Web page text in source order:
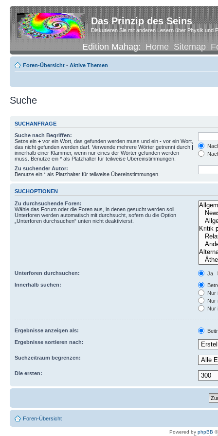
Das Prinzip des Seins
Diskutieren Sie mit anderen Lesern über Physik und
Edition Mahag:Home Sitemap
Foren-Übersicht • Aktive Themen
Suche
SUCHANFRAGE
Suche nach Begriffen:
Setze ein + vor ein Wort, das gefunden werden muss und ein - vor ein Wort,
das nicht gefunden werden darf. Verwende mehrere Wörter getrennt durch |
innerhalb einer Klammer, wenn nur eines der Wörter gefunden werden
muss. Benutze ein * als Platzhalter für teilweise Übereinstimmungen.
Zu suchender Autor:
Benutze ein * als Platzhalter für teilweise Übereinstimmungen.
SUCHOPTIONEN
Zu durchsuchende Foren:
Wähle das Forum oder die Foren aus, in denen gesucht werden soll.
Unterforen werden automatisch mit durchsucht, sofern du die Option
„Unterforen durchsuchen“ unten nicht deaktivierst.
Unterforen durchsuchen:
Ja
Innerhalb suchen:
Nur
Nur
Nur
Ergebnisse anzeigen als:
Ergebnisse sortieren nach:
Suchzeitraum begrenzen:
Die ersten:
Foren-Übersicht
Powered by phpBB